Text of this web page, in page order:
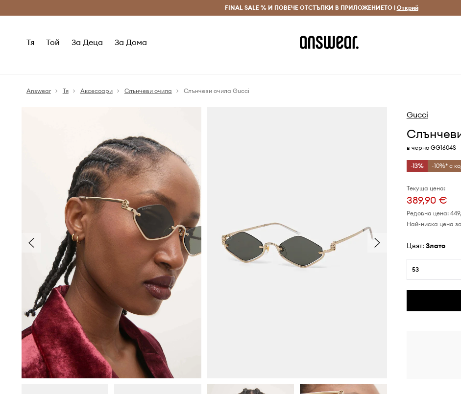
Безплатни доставка и връщане за поръчки над 70 EUR Доставка 1-5 дни
FINAL SALE % И ПОВЕЧЕ ОТСТЪПКИ В ПРИЛОЖЕНИЕТО | Открий
Тя Той За Деца За Дома
Answear Тя Аксесоари Слънчеви очила Слънчеви очила Gucci
Gucci
в черно GG1604S
-13% -10%* с
Текуща цена:
389,90 €
Редовна цена:
Най-ниска цена
Цвят: злато
53